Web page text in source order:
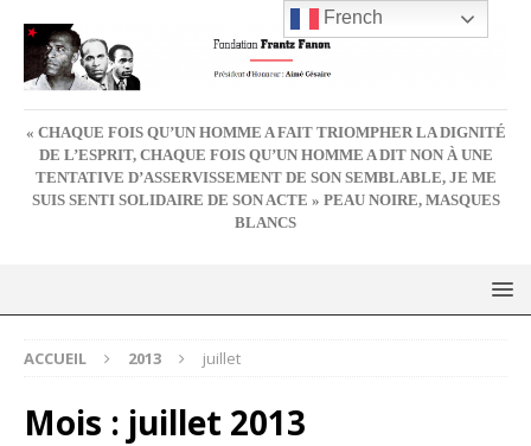
« CHAQUE FOIS QU’UN HOMME A FAIT TRIOMPHER LA DIGNITÉ
DE L’ESPRIT, CHAQUE FOIS QU’UN HOMME A DIT NON À UNE
TENTATIVE D’ASSERVISSEMENT DE SON SEMBLABLE, JE ME
SUIS SENTI SOLIDAIRE DE SON ACTE » PEAU NOIRE, MASQUES
BLANCS
ACCUEIL 2013 juillet
Mois : juillet 2013
French